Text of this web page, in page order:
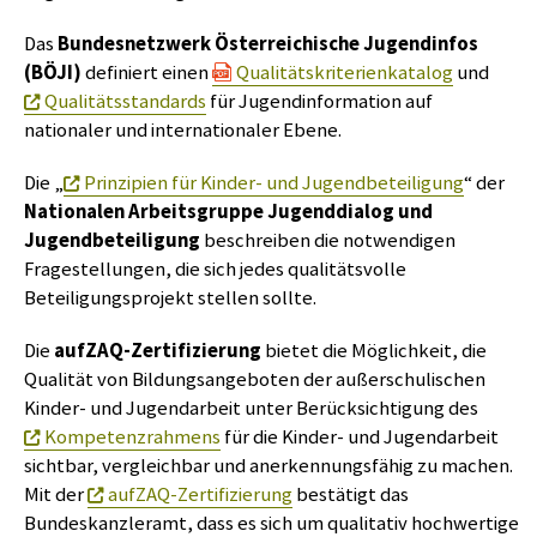
Das Bundesnetzwerk Österreichische Jugendinfos
(BÖJI)definiert einen Qualitätskriterienkatalogund
Qualitätsstandards für Jugendinformation auf
nationaler und internationaler Ebene.
Die „ Prinzipien für Kinder- und Jugendbeteiligung“ der
Nationalen Arbeitsgruppe Jugenddialog und
Jugendbeteiligung beschreiben die notwendigen
Fragestellungen, die sich jedes qualitätsvolle
Beteiligungsprojekt stellen sollte.
Die aufZAQ-Zertifizierung bietet die Möglichkeit, die
Qualität von Bildungsangeboten der außerschulischen
Kinder- und Jugendarbeit unter Berücksichtigung des
Kompetenzrahmens für die Kinder- und Jugendarbeit
sichtbar, vergleichbar und anerkennungsfähig zu machen.
Mit der
aufZAQ-Zertifizierungbestätigt das
Bundeskanzleramt, dass es sich um qualitativ hochwertige